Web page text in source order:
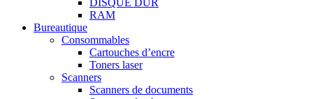
RAM
Bureautique
Consommables
Cartouches d’encre
Toners laser
Scanners
Scanners de documents